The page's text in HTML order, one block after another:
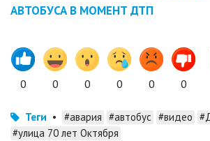
АВТОБУСА В МОМЕНТ ДТП
0 0 0 0 0 0
Теги • #авария #автобус #видео
#улица 70 лет Октября